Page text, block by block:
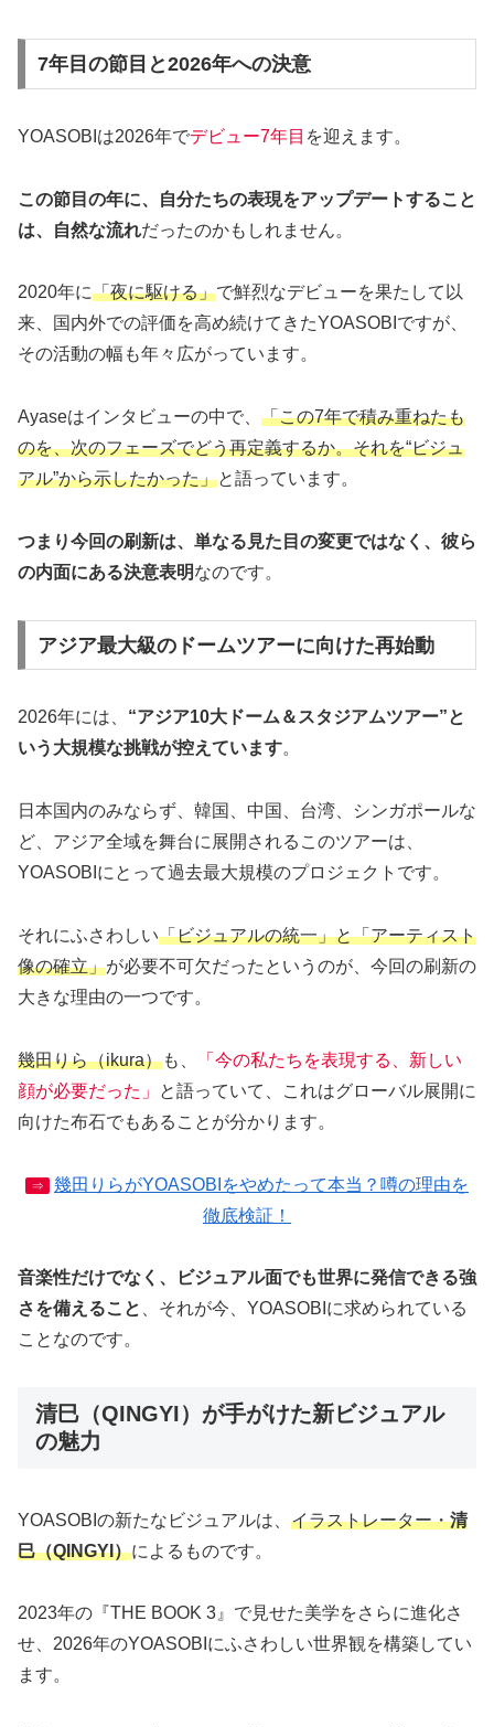
7年目の節目と2026年への決意
YOASOBIは2026年でデビュー7年目 を迎えます。
この節目の年に、自分たちの表現をアップデートすること
は、自然な流れだったのかもしれません。
2020年に「夜に駆ける」で鮮烈なデビューを果たして以
来、国内外での評価を高め続けてきたYOASOBIですが、
その活動の幅も年々広がっています。
Ayaseはインタビューの中で、 「この7年で積み重ねたも
のを、次のフェーズでどう再定義するか。それを“ビジュ
アル”から示したかった」と語っています。
つまり今回の刷新は、単なる見た目の変更ではなく、彼ら
の内面にある決意表明なのです。
アジア最大級のドームツアーに向けた再始動
2026年には、 “アジア10大ドーム＆スタジアムツアー”と
いう大規模な挑戦が控えています。
日本国内のみならず、韓国、中国、台湾、シンガポールな
ど、アジア全域を舞台に展開されるこのツアーは、
YOASOBIにとって過去最大規模のプロジェクトです。
それにふさわしい「ビジュアルの統一」と「アーティスト
像の確立」が必要不可欠だったというのが、今回の刷新の
大きな理由の一つです。
幾田りら（ikura）も、
「今の私たちを表現する、新しい
顔が必要だった」
と語っていて、これはグローバル展開に
向けた布石でもあることが分かります。
⇒
幾田りらがYOASOBIをやめたって本当？噂の理由を
徹底検証！
音楽性だけでなく、ビジュアル面でも世界に発信できる強
さを備えること 、それが今、YOASOBIに求められている
ことなのです。
清巳（QINGYI）が手がけた新ビジュアル
の魅力
YOASOBIの新たなビジュアルは、 イラストレーター・清
巳（QINGYI）によるものです。
2023年の『THE BOOK 3』で見せた美学をさらに進化さ
せ、2026年のYOASOBIにふさわしい世界観を構築してい
ます。